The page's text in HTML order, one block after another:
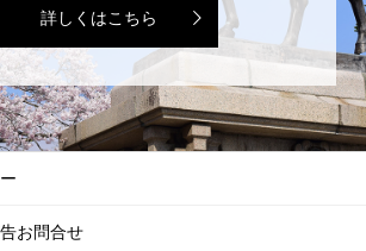
詳しくはこちら
お問合せ